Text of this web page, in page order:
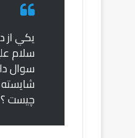
يكي از
سلام
سوال
چیست ؟